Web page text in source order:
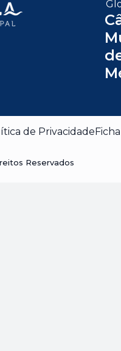
de Privacidade
Reservados